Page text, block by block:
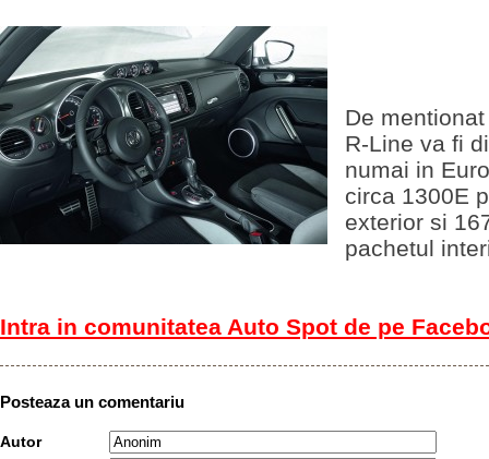
De
R-Line va fi
numai in
circa 1300E
exterior si
pachetul
Intra in comunitatea Auto Spot de pe
Posteaza un comentariu
Autor